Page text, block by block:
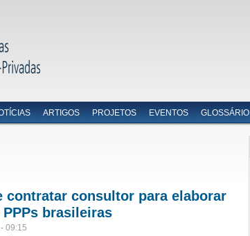
ARTIGOS PROJETOS EVENTOS GLOSSÁRIO
contratar consultor para elaborar
brasileiras
09:15